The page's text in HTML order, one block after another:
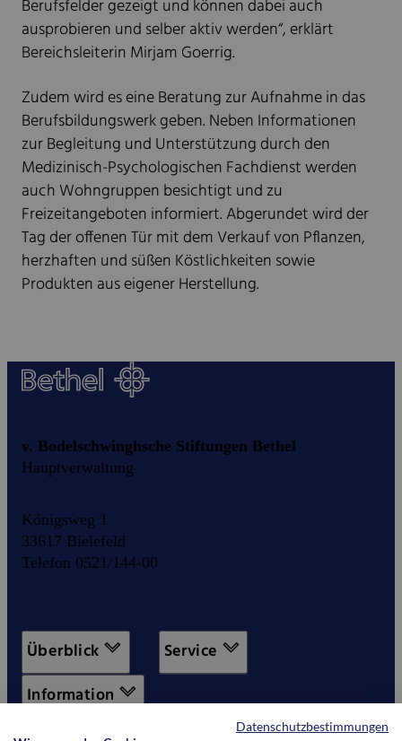
Berufsfelder gezeigt und können dabei auch
ausprobieren und selber aktiv werden“, erklärt
Bereichsleiterin Mirjam Goerrig.
Zudem wird es eine Beratung zur Aufnahme in das
Berufsbildungswerk geben. Neben Informationen
zur Begleitung und Unterstützung durch den
Medizinisch-Psychologischen Fachdienst werden
auch Wohngruppen besichtigt und zu
Freizeitangeboten informiert. Abgerundet wird der
Tag der offenen Tür mit dem Verkauf von Pflanzen,
herzhaften und süßen Köstlichkeiten sowie
Produkten aus eigener Herstellung.
v. Bodelschwinghsche Stiftungen Bethel
Hauptverwaltung
Königsweg 1
33617 Bielefeld
Telefon 0521/144-00
Überblick
Service
Information
Datenschutzbestimmungen